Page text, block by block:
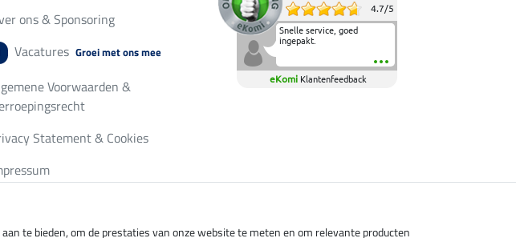
ons & Sponsoring
Vacatures Groei met ons mee
Voorwaarden &
Statement & Cookies
4.7/5
Snelle service, goed
ingepakt.
eKomi Klantenfeedback
te bieden, om de prestaties van onze website te meten en om relevante producten